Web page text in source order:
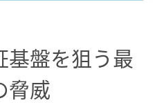
基盤を狙う最
脅威